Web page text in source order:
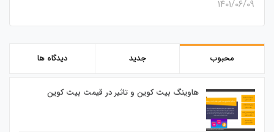
۱۴۰۱/۰۶/۰۹
محبوب جدید دیدگاه ها
هاوینگ بیت کوین و تاثیر در قیمت بیت کوین